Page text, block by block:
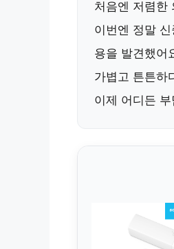
처음엔 저렴한
이번엔 정말
용을 발견했어
가볍고 튼튼하
이제 어디든